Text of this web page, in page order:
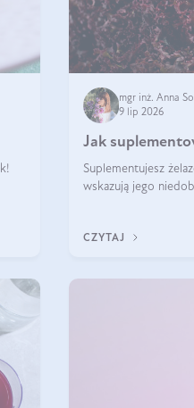
mgr inż. Anna
9 lip 2026
Jak
Suplementujesz
wskazują jego
CZYTAJ